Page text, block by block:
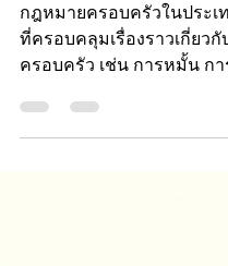
ประเด็นกฎหมายคร
กฎหมายครอบครัวในประเ
ครอบครัว เช่น การหมั้น ก
ร้าง...